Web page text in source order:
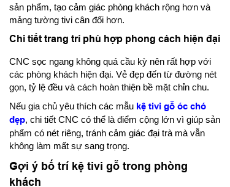
sản phẩm, tạo cảm giác phòng khách rộng hơn và
mảng tường tivi cân đối hơn.
Chi tiết trang trí phù hợp phong cách hiện đại
CNC sọc ngang không quá cầu kỳ nên rất hợp với
các phòng khách hiện đại. Vẻ đẹp đến từ đường nét
gọn, tỷ lệ đều và cách hoàn thiện bề mặt chỉn chu.
Nếu gia chủ yêu thích các mẫu kệ tivi gỗ óc chó
đẹp, chi tiết CNC có thể là điểm cộng lớn vì giúp sản
phẩm có nét riêng, tránh cảm giác đại trà mà vẫn
không làm mất sự sang trọng.
Gợi ý bố trí kệ tivi gỗ trong phòng
khách